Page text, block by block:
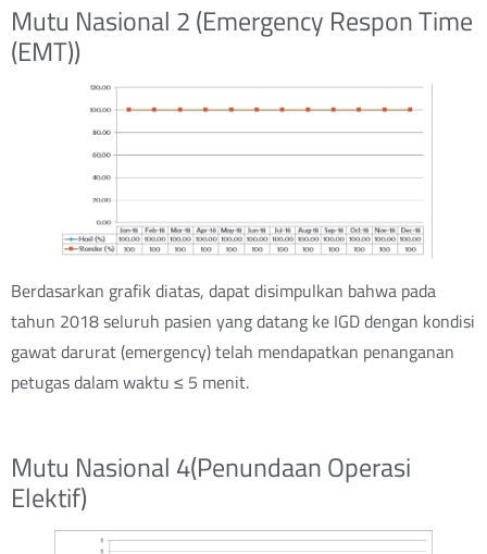
Mutu Nasional 2 (Emergency Respon Time
(EMT))
Berdasarkan grafik diatas, dapat disimpulkan bahwa pada
tahun 2018 seluruh pasien yang datang ke IGD dengan kondisi
gawat darurat (emergency) telah mendapatkan penanganan
petugas dalam waktu ≤ 5 menit.
Mutu Nasional 4(Penundaan Operasi
Elektif)